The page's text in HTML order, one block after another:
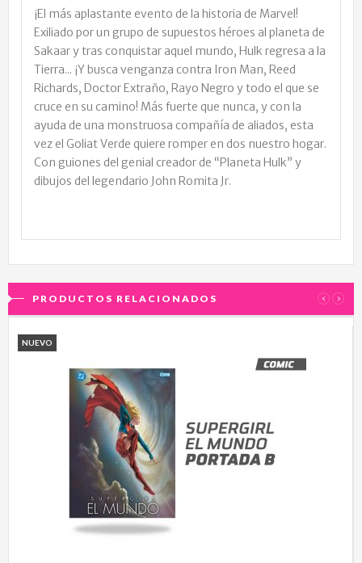
¡El más aplastante evento de la historia de Marvel!
Exiliado por un grupo de supuestos héroes al planeta de
Sakaar y tras conquistar aquel mundo, Hulk regresa a la
Tierra... ¡Y busca venganza contra Iron Man, Reed
Richards, Doctor Extraño, Rayo Negro y todo el que se
cruce en su camino! Más fuerte que nunca, y con la
ayuda de una monstruosa compañía de aliados, esta
vez el Goliat Verde quiere romper en dos nuestro hogar.
Con guiones del genial creador de “Planeta Hulk” y
dibujos del legendario John Romita Jr.
PRODUCTOS RELACIONADOS ‹ ›
NUEVO